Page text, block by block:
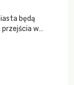
będą
w